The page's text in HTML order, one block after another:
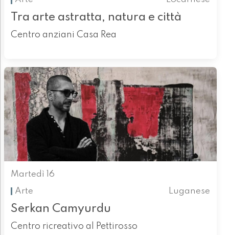
Tra arte astratta, natura e città
Centro anziani Casa Rea
Martedì 16
Arte
Luganese
Serkan Camyurdu
Centro ricreativo al Pettirosso